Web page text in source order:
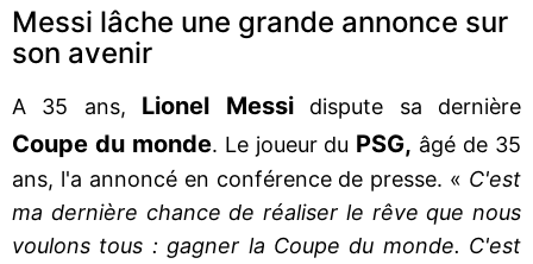
Messi lâche une grande annonce sur
son avenir
A 35 ans, Lionel Messidispute sa dernière
Coupe du monde. Le joueur du PSG, âgé de 35
ans, l'a annoncé en conférence de presse. « C'est
ma dernière chance de réaliser le rêve que nous
voulons tous : gagner la Coupe du monde. C'est